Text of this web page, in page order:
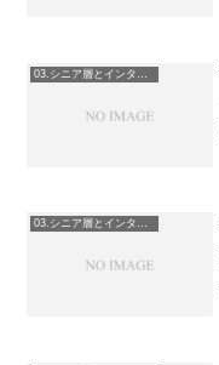
03.シニア層とインターネット